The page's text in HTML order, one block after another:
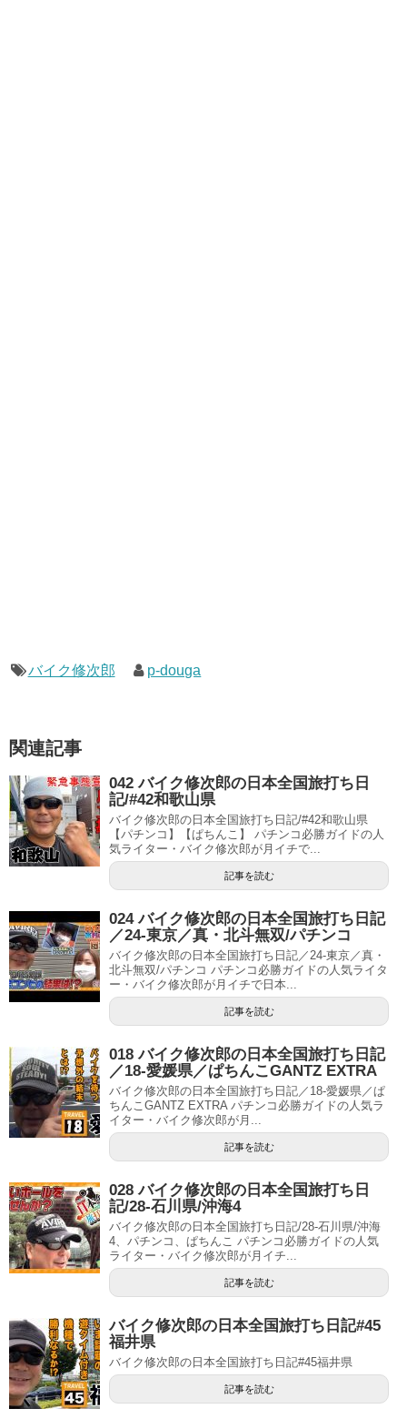
バイク修次郎 p-douga
関連記事
042 バイク修次郎の日本全国旅打ち日
記/#42和歌山県
バイク修次郎の日本全国旅打ち日記/#42和歌山県
【パチンコ】【ぱちんこ】 パチンコ必勝ガイドの人
気ライター・バイク修次郎が月イチで...
記事を読む
024 バイク修次郎の日本全国旅打ち日記
／24-東京／真・北斗無双/パチンコ
バイク修次郎の日本全国旅打ち日記／24-東京／真・
北斗無双/パチンコ パチンコ必勝ガイドの人気ライタ
ー・バイク修次郎が月イチで日本...
記事を読む
018 バイク修次郎の日本全国旅打ち日記
／18-愛媛県／ぱちんこGANTZ EXTRA
バイク修次郎の日本全国旅打ち日記／18-愛媛県／ぱ
ちんこGANTZ EXTRA パチンコ必勝ガイドの人気ラ
イター・バイク修次郎が月...
記事を読む
028 バイク修次郎の日本全国旅打ち日
記/28-石川県/沖海4
バイク修次郎の日本全国旅打ち日記/28-石川県/沖海
4、パチンコ、ぱちんこ パチンコ必勝ガイドの人気
ライター・バイク修次郎が月イチ...
記事を読む
バイク修次郎の日本全国旅打ち日記#45
福井県
バイク修次郎の日本全国旅打ち日記#45福井県
記事を読む